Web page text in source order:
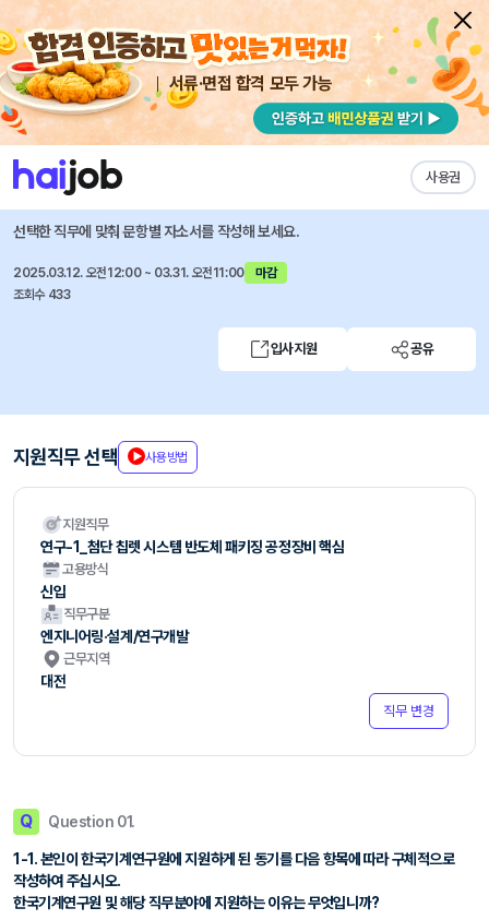
서류·면접 합격 모두 가능
사용권
채용공고 자소서 자유항목 자소서 내 작성목록
한국기계연구원 즐겨찾기
2025년 정규직원 공개채용
선택한 직무에 맞춰 문항별 자소서를 작성해 보세요.
2025.03.12. 오전12:00 ~ 03.31. 오전11:00
마감
조회수 433
입사지원 공유
지원직무 선택 사용방법
지원직무
연구-1_첨단 칩렛 시스템 반도체 패키징 공정장비 핵심
고용방식
신입
직무구분
엔지니어링·설계/연구개발
근무지역
대전
직무 변경
Q Question 01.
1-1. 본인이 한국기계연구원에 지원하게 된 동기를 다음 항목에 따라 구체적으로
작성하여 주십시오.
한국기계연구원 및 해당 직무분야에 지원하는 이유는 무엇입니까?